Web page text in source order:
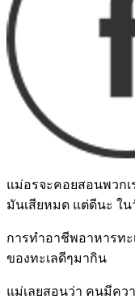
แม่อรจะคอยสอนพวกเ
มันเสียหมด แต่ดีนะ ใน
การทำอาชีพอาหารท
ของทะเลดีๆมากิน
แม่เลยสอนว่า คนมีคว